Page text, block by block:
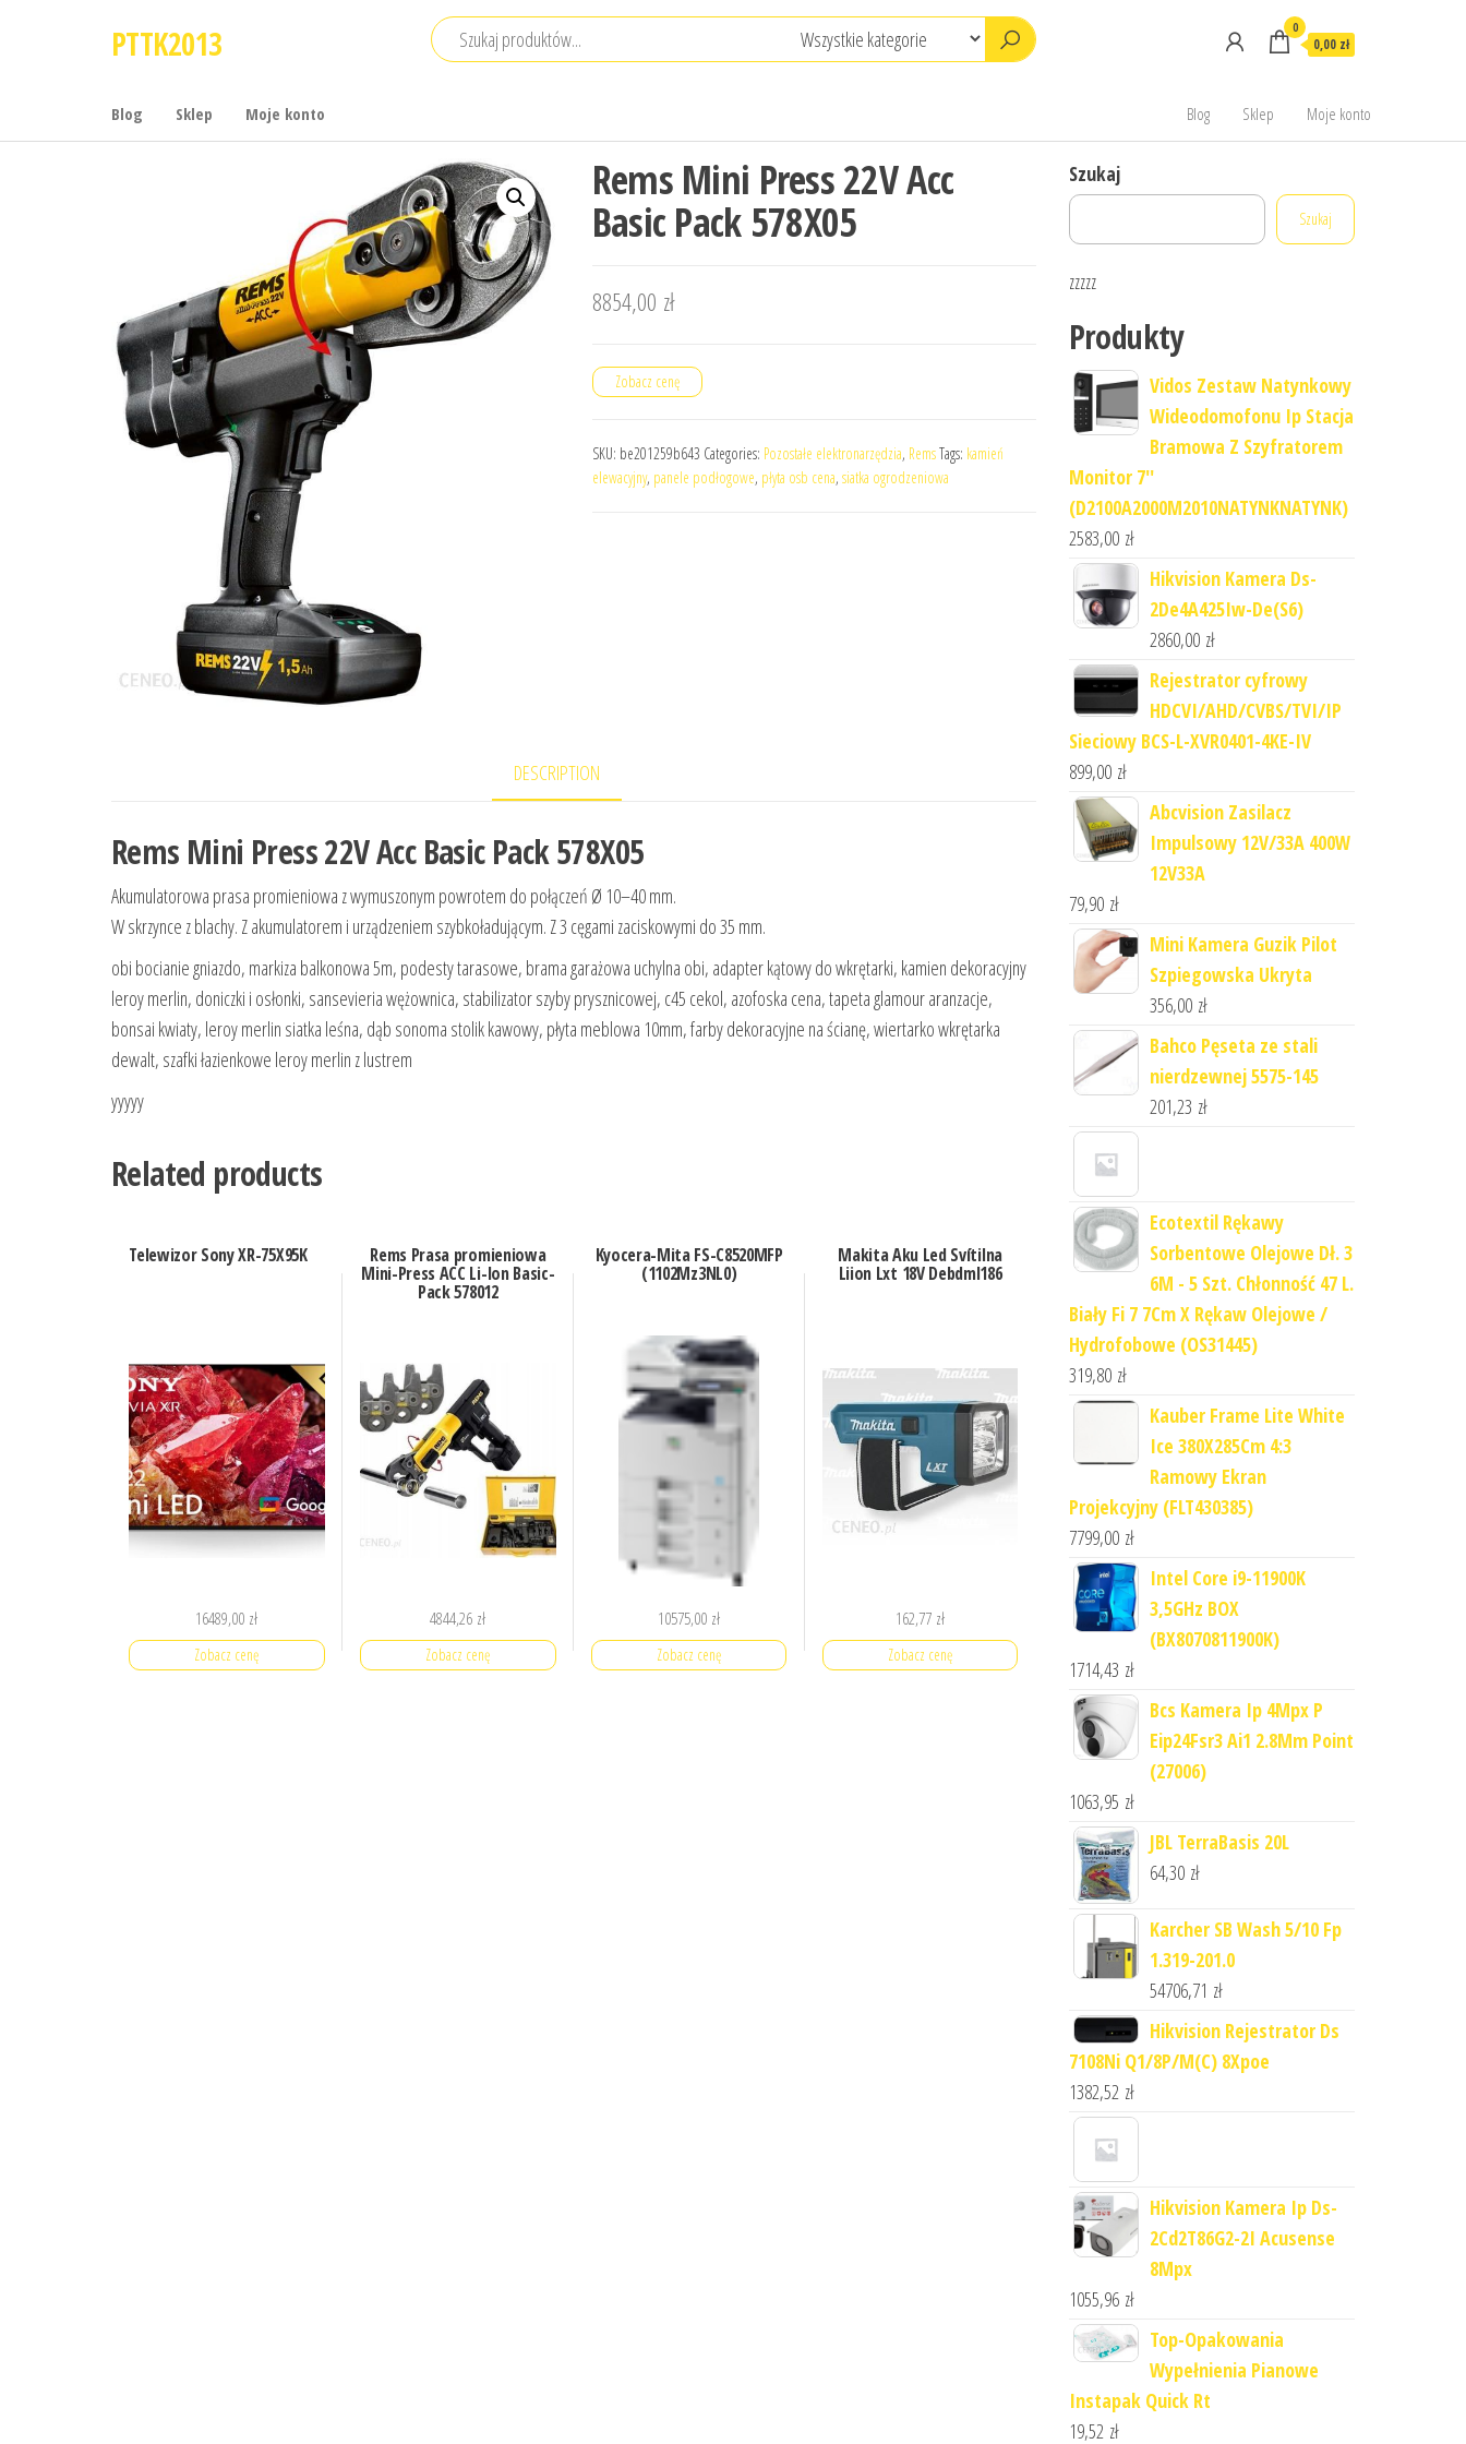
PTTK2013 0
0,00 zł
Blog Sklep Moje konto Blog Sklep Moje konto
Rems Mini Press 22V Acc
Basic Pack 578X05
8854,00 zł
Zobacz cenę
SKU: be201259b643 Categories: Pozostałe elektronarzędzia, RemsTags: kamień
elewacyjny, panele podłogowe, płyta osb cena, siatka ogrodzeniowa
DESCRIPTION
Rems Mini Press 22V Acc Basic Pack 578X05
Akumulatorowa prasa promieniowa z wymuszonym powrotem do połączeń Ø 10–40 mm.
W skrzynce z blachy. Z akumulatorem i urządzeniem szybkoładującym. Z 3 cęgami zaciskowymi do 35 mm.
obi bocianie gniazdo, markiza balkonowa 5m, podesty tarasowe, brama garażowa uchylna obi, adapter kątowy do wkrętarki, kamien dekoracyjny
leroy merlin, doniczki i osłonki, sansevieria wężownica, stabilizator szyby prysznicowej, c45 cekol, azofoska cena, tapeta glamour aranzacje,
bonsai kwiaty, leroy merlin siatka leśna, dąb sonoma stolik kawowy, płyta meblowa 10mm, farby dekoracyjne na ścianę, wiertarko wkrętarka
dewalt, szafki łazienkowe leroy merlin z lustrem
yyyyy
Related products
Telewizor Sony XR-75X95K
16489,00 zł
Zobacz cenę
Rems Prasa promieniowa
Mini-Press ACC Li-lon Basic-
Pack 578012
4844,26 zł
Zobacz cenę
Kyocera-Mita FS-C8520MFP
(1102Mz3NL0)
10575,00 zł
Zobacz cenę
Makita Aku Led Svítilna
Liion Lxt 18V Debdml186
162,77 zł
Zobacz cenę
Szukaj
Szukaj
zzzzz
Produkty
Vidos Zestaw Natynkowy
Wideodomofonu Ip Stacja
Bramowa Z Szyfratorem
Monitor 7''
(D2100A2000M2010NATYNKNATYNK)
2583,00 zł
Hikvision Kamera Ds-
2De4A425Iw-De(S6)
2860,00 zł
Rejestrator cyfrowy
HDCVI/AHD/CVBS/TVI/IP
Sieciowy BCS-L-XVR0401-4KE-IV
899,00 zł
Abcvision Zasilacz
Impulsowy 12V/33A 400W
12V33A
79,90 zł
Mini Kamera Guzik Pilot
Szpiegowska Ukryta
356,00 zł
Bahco Pęseta ze stali
nierdzewnej 5575-145
201,23 zł
Ecotextil Rękawy
Sorbentowe Olejowe Dł. 3
6M - 5 Szt. Chłonność 47 L.
Biały Fi 7 7Cm X Rękaw Olejowe /
Hydrofobowe (OS31445)
319,80 zł
Kauber Frame Lite White
Ice 380X285Cm 4:3
Ramowy Ekran
Projekcyjny (FLT430385)
7799,00 zł
Intel Core i9-11900K
3,5GHz BOX
(BX8070811900K)
1714,43 zł
Bcs Kamera Ip 4Mpx P
Eip24Fsr3 Ai1 2.8Mm Point
(27006)
1063,95 zł
JBL TerraBasis 20L
64,30 zł
Karcher SB Wash 5/10 Fp
1.319-201.0
54706,71 zł
Hikvision Rejestrator Ds
7108Ni Q1/8P/M(C) 8Xpoe
1382,52 zł
Hikvision Kamera Ip Ds-
2Cd2T86G2-2I Acusense
8Mpx
1055,96 zł
Top-Opakowania
Wypełnienia Pianowe
Instapak Quick Rt
19,52 zł